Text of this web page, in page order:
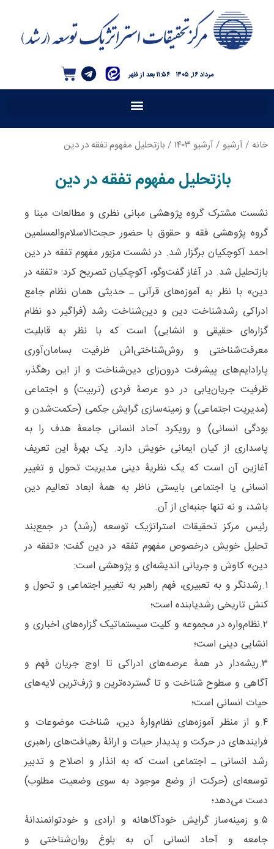
۱۱:۵۶ بعد از ظهر مرداد ۱۶, ۱۴۰۵
خانه /آرشیو /آرشیو ۱۴۰۳ / بازتحلیل مفهوم تفقه در دین
بازتحلیل مفهوم تفقه در دین
نشست مشترک گروه پژوهشی مبانی نظری و مطالعات مبنا و
گروه پژوهشی فقه و حقوق با حضور حجت‌الاسلام‌والمسلمین
احمد آکوچکیان برگزار شد. در نشست مزبور مفهوم تفقه در دین
بازتحلیل شد. در آغاز گفت‌وگو، آکوچکیان تصریح کرد: «تفقه در
دین» با نظر به آموزه‌‌های قرآنی ـ حدیثی همان نظام جامع
ادراکی رشدشناخت دین و دین‌‌شناخت رشد (فراگیر دو نظام
گزاره‌‌ای حقیقی و انشایی) است که با نظر به قابلیت
معرفت‌‌شناختی و روش‌‌شناختی‌‌اش ظرفیت بسامان‌‌آوری
پارادایم‌‌های پیشرفت درون‌‌زای دین‌‌شناخت و از این رهگذر،
ظرفیت‌‌ جریان‌‌یابی در دو عرصۀ فردی (تربیت) و اجتماعی
(مدیریت اجتماعی) و زمینه‌‌سازی گرایش حِکمی (حکمت‌‌شدن و
بودگی انسانی) و رویکرد آحاد انسانی جامعۀ هدف را به
پاسداری از کیان ایمانی خویش دارد. یک بهرۀ این تعریف
آغازین آن است که یک نظریۀ دینی مدیریت تحول و تغییر
انسانی یا اجتماعی بایستی ناظر به همۀ ابعاد تعالیم دین
باشد، و نه تنها جنبه‌ای از آن.
رئیس مرکز تحقیقات استراتژیک توسعه (رشد) در جمع‌بند
تحلیل خویش درخصوص مفهوم تفقه در دین گفت: «تفقه در
دین» کاوش و جریانی اندیشه‌ای و پژوهشی است‌:
۱.رشدنگر و به تعبیری، فهم راهبر به تغییر اجتماعی و تحول و
کنش تاریخی رشدیابنده است؛
۲.نظام‌واره در مجموعه و کلیت سیستماتیک گزاره‌‌های اخباری و
انشایی دینی است؛
۳.ریشه‌دار در همۀ عرصه‌های ادراکی تا اوج جریان فهم و
آگاهی و سطوح شناخت و تا گسترده‌ترین و ژرف‌‌ترین لایه‌‌های
حیات انسانی است؛
۴.و از منظر آموزه‌های نظام‌وارۀ دین، شناخت موضوعات و
فرایندهای در حرکت و پدیدار حیات و ارائۀ رهیافت‌های راهبری
رشد انسانی ـ اجتماعی است که به انذار و اصلاح و تدبیر
توسعه‌ای (حرکت از وضع موجود به سوی وضعیت مطلوب)
دست می‌دهد؛
۵.و زمینه‌‌ساز گرایش خودآگاهانه و ارادی و خودتوانمندانۀ
جامعه و آحاد انسانی آن به بلوغ روان‌‌شناختی و